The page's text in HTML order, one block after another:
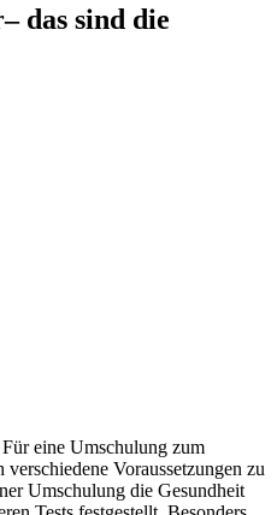
das sind die
Für eine Umschulung zum
Voraussetzungen zu
Umschulung die Gesundheit